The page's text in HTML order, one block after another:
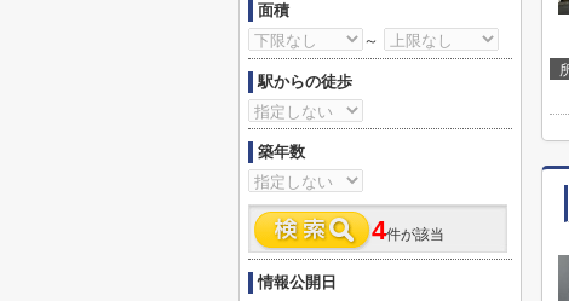
面積
～
駅からの徒歩
築年数
4件が該当
情報公開日